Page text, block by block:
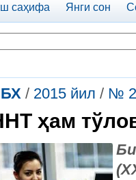
саҳифа Янги сон
/ 2015 йил / №
ҳам
(